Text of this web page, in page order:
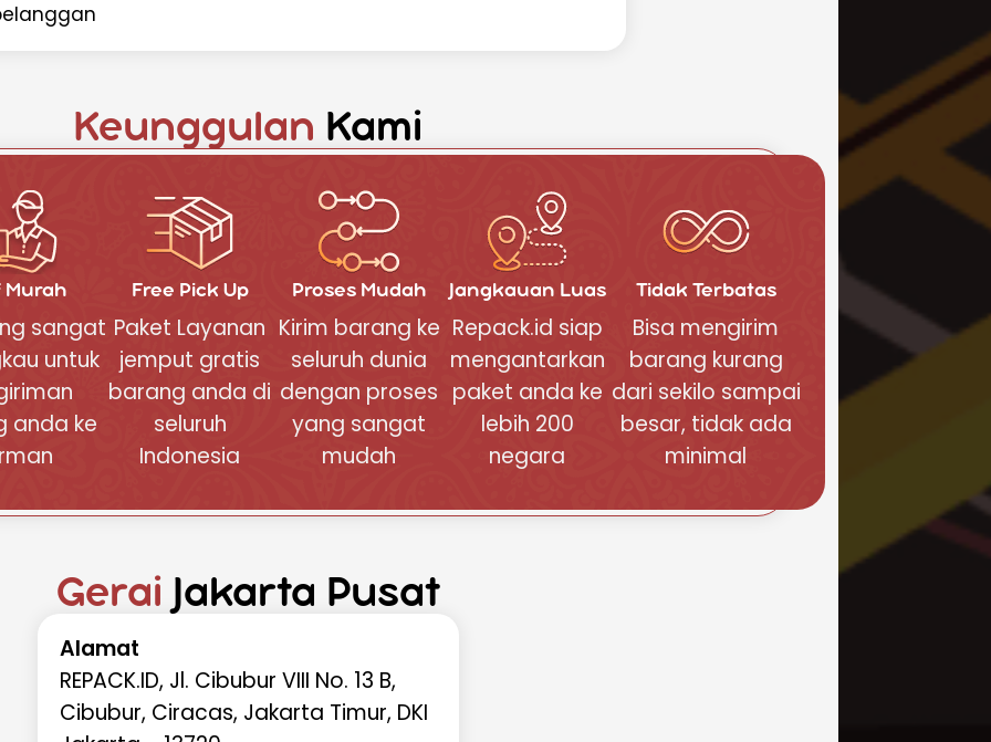
informasi berat, dimensi,
barang di lokasi Anda.
agar sesuai dengan jadwal
dan tahan benturan. Jika
pengemasan, staf kami
layanan tambahan.
Time
nomor resi untuk melacak
paket Anda tiba di
Mudah
lakukan cek ongkir terlebih
pengiriman Anda.
dapat melihat daftar harga
cek ongkir ke Jerman untuk
tinggal memasukkan
pilih negara Jerman
masukkan berat yang
Keunggulan Kami
Murah
sangat
untuk
anda ke
Free Pick Up
Paket Layanan
jemput gratis
barang anda di
seluruh
Indonesia
Proses Mudah
Kirim barang ke
seluruh dunia
dengan proses
yang sangat
mudah
Jangkauan Luas
Repack.id siap
mengantarkan
paket anda ke
lebih 200
negara
Tidak Terbatas
Bisa mengirim
barang kurang
dari sekilo sampai
besar, tidak ada
minimal
Gerai Jakarta Pusat
Alamat
REPACK.ID, Jl. Cibubur VIII No. 13 B,
Cibubur, Ciracas, Jakarta Timur, DKI